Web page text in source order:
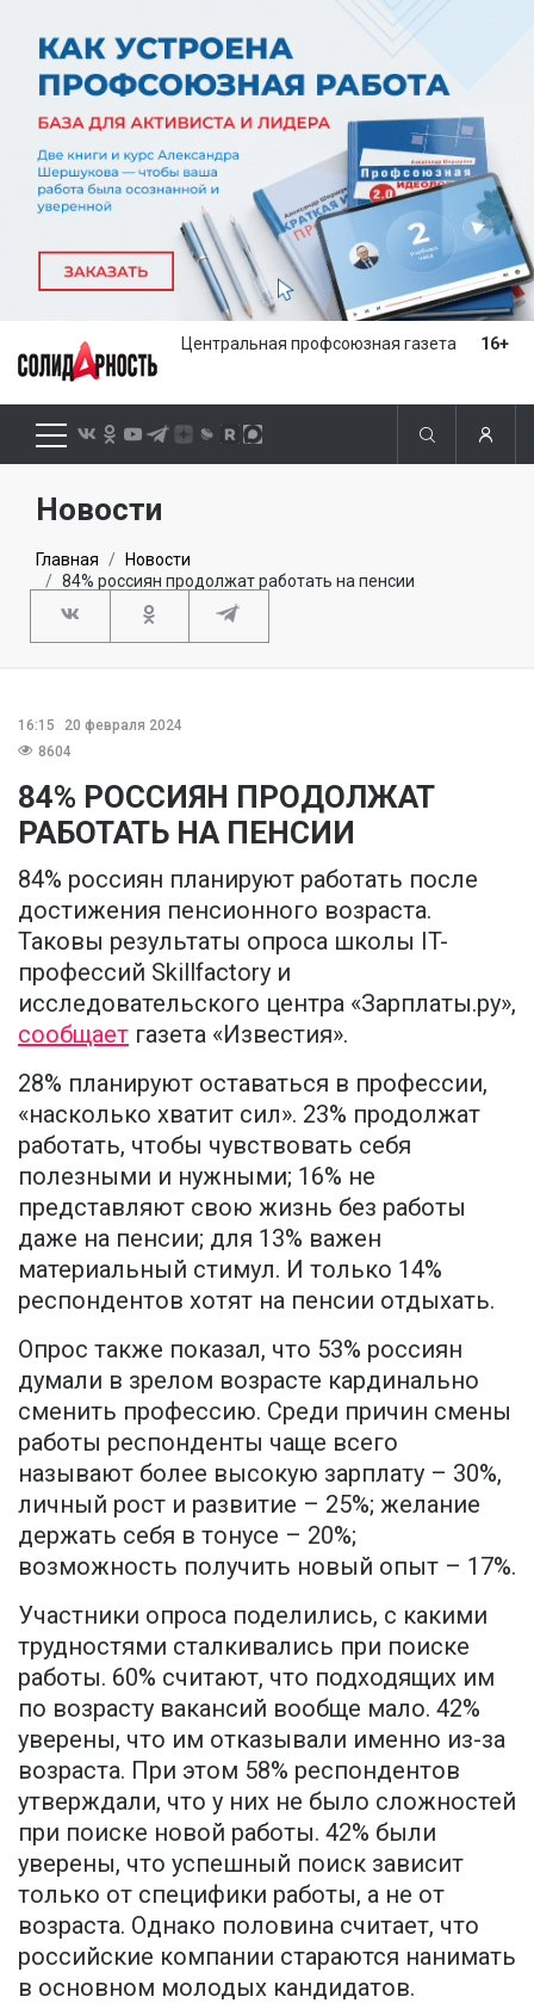
Центральная профсоюзная газета 16+
Новости
Главная
Новости
84% россиян продолжат работать на пенсии
16:15
20 февраля 2024
8604
84% РОССИЯН ПРОДОЛЖАТ
РАБОТАТЬ НА ПЕНСИИ
84% россиян планируют работать после
достижения пенсионного возраста.
Таковы результаты опроса школы IT-
профессий Skillfactory и
исследовательского центра «Зарплаты.ру»,
сообщает газета «Известия».
28% планируют оставаться в профессии,
«насколько хватит сил». 23% продолжат
работать, чтобы чувствовать себя
полезными и нужными; 16% не
представляют свою жизнь без работы
даже на пенсии; для 13% важен
материальный стимул. И только 14%
респондентов хотят на пенсии отдыхать.
Опрос также показал, что 53% россиян
думали в зрелом возрасте кардинально
сменить профессию. Среди причин смены
работы респонденты чаще всего
называют более высокую зарплату – 30%,
личный рост и развитие – 25%; желание
держать себя в тонусе – 20%;
возможность получить новый опыт – 17%.
Участники опроса поделились, с какими
трудностями сталкивались при поиске
работы. 60% считают, что подходящих им
по возрасту вакансий вообще мало. 42%
уверены, что им отказывали именно из-за
возраста. При этом 58% респондентов
утверждали, что у них не было сложностей
при поиске новой работы. 42% были
уверены, что успешный поиск зависит
только от специфики работы, а не от
возраста. Однако половина считает, что
российские компании стараются нанимать
в основном молодых кандидатов.